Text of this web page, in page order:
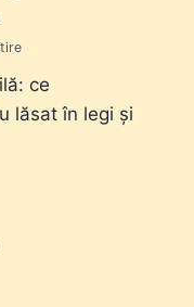
ce
lăsat în legi și